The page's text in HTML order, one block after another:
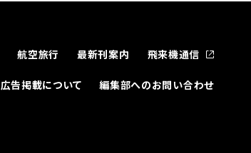
航空旅行 最新刊案内 飛来機通信
広告掲載について 編集部へのお問い合わせ